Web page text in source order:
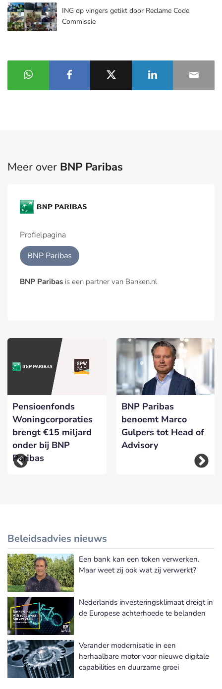
ING op vingers getikt door Reclame Code
Commissie
Meer over BNP Paribas
Profielpagina
BNP Paribas
BNP Paribas is een partner van Banken.nl
Pensioenfonds
Woningcorporaties
brengt €15 miljard
onder bij BNP
Paribas
BNP Paribas
benoemt Marco
Gulpers tot Head of
Advisory
Beleidsadvies nieuws
Meer Beleidsadvies nieuws
Een bank kan een token verwerken.
Maar weet zij ook wat zij verwerkt?
Nederlands investeringsklimaat dreigt in
de Europese achterhoede te belanden
Verander modernisatie in een
herhaalbare motor voor nieuwe digitale
capabilities en duurzame groei